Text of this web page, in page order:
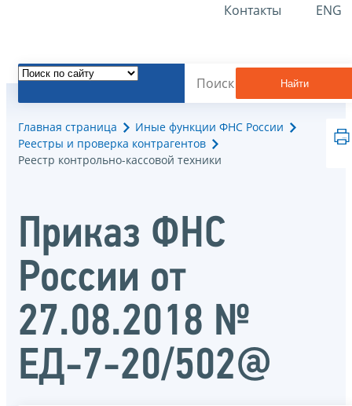
Контакты ENG
Найти
Главная страница
Иные функции ФНС России
Реестры и проверка контрагентов
Реестр контрольно-кассовой техники
Приказ ФНС
России от
27.08.2018 №
ЕД-7-20/502@